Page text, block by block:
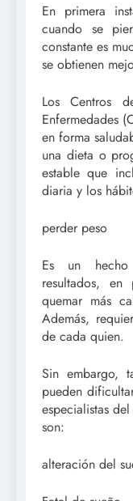
En primera
cuando se
constante es
se obtienen
Los Centros
Enfermedades
en forma
una dieta o
estable que
diaria y los
perder peso
Es un
resultados,
quemar más
Además,
de cada quien.
Sin embargo,
pueden
especialistas
son:
alteración del